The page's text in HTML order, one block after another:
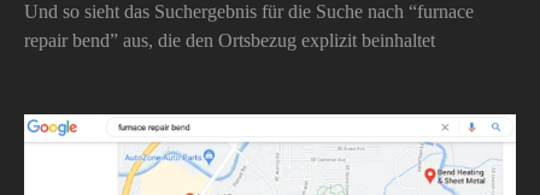
Und so sieht das Suchergebnis für die Suche nach “furnace
repair bend” aus, die den Ortsbezug explizit beinhaltet